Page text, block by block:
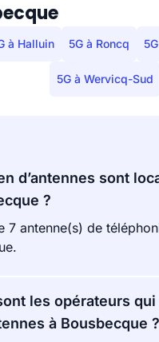
à Halluin 5G à Roncq
5G à Wervicq-Sud
d’antennes sont
?
7 antenne(s) de
les opérateurs
à Bousbecque ?